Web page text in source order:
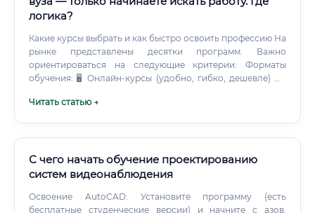
логика?
Какие курсы выбрать и как быстро освоить профессию На
рынке представлены десятки программ. Важно
ориентироваться на следующие критерии: Форматы
обучения: 🖥️ Онлайн-курсы (удобно, гибко, дешевле) 🏛️
Корпоративное обучение (если уже работаете в смежной
Читать статью →
С чего начать обучение проектированию
систем видеонаблюдения
Освоение AutoCAD: Установите программу (есть
бесплатные студенческие версии) и начните с азов.